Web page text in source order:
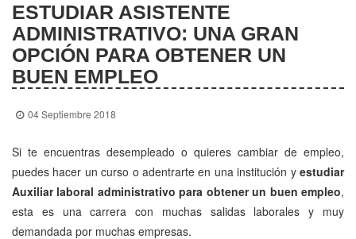
ESTUDIAR ASISTENTE
ADMINISTRATIVO: UNA GRAN
OPCIÓN PARA OBTENER UN
BUEN EMPLEO
04 Septiembre 2018
Si te encuentras desempleado o quieres cambiar de empleo,
puedes hacer un curso o adentrarte en una institución y estudiar
Auxiliar laboral administrativo para obtener un buen empleo,
esta es una carrera con muchas salidas laborales y muy
demandada por muchas empresas.